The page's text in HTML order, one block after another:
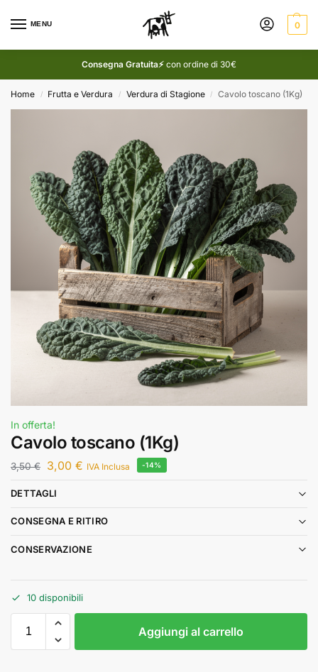
MENU 0
Consegna Gratuita⚡ con ordine di 30€
Home / Frutta e Verdura / Verdura di Stagione / Cavolo toscano (1Kg)
In offerta!
Cavolo toscano (1Kg)
3,50€ 3,00 € IVA Inclusa -14%
DETTAGLI
CONSEGNA E RITIRO
CONSERVAZIONE
10 disponibili
Aggiungi al carrello